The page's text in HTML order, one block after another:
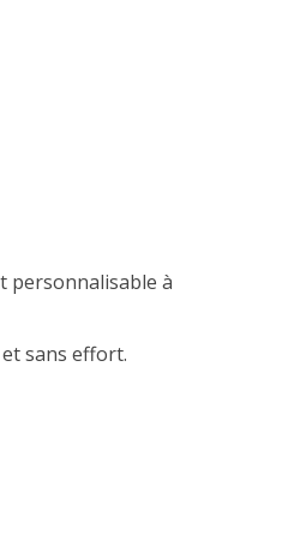
personnalisable à
sans effort.